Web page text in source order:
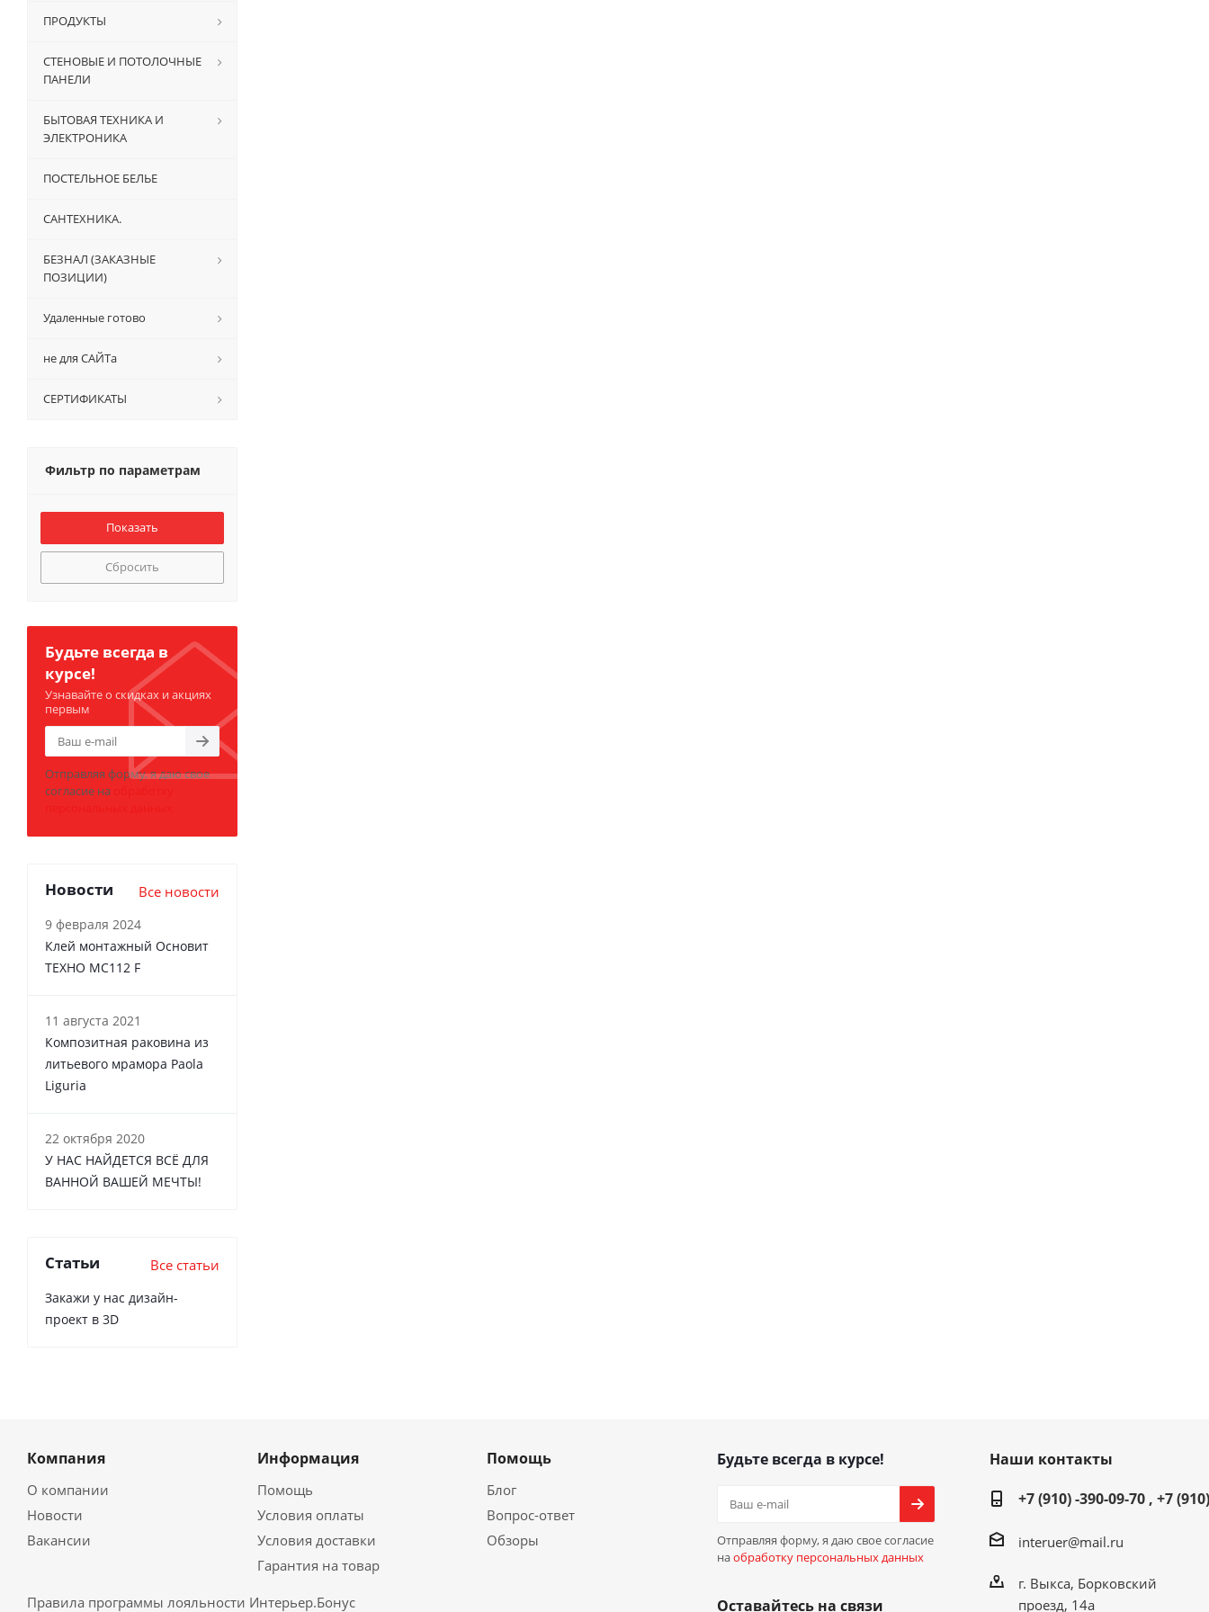
ПРОДУКТЫ
СТЕНОВЫЕ И ПОТОЛОЧНЫЕ
ПАНЕЛИ
БЫТОВАЯ ТЕХНИКА И
ЭЛЕКТРОНИКА
ПОСТЕЛЬНОЕ БЕЛЬЕ
САНТЕХНИКА.
БЕЗНАЛ (ЗАКАЗНЫЕ
ПОЗИЦИИ)
Удаленные готово
не для САЙТа
СЕРТИФИКАТЫ
Фильтр по параметрам
Сбросить
Будьте всегда в
курсе!
Узнавайте о скидках и акциях
первым
Отправляя форму, я даю свое
согласие на
Новости Все новости
9 февраля 2024
Клей монтажный Основит
ТЕХНО MC112 F
11 августа 2021
Композитная раковина из
литьевого мрамора Paola
Liguria
22 октября 2020
У НАС НАЙДЕТСЯ ВСЁ ДЛЯ
ВАННОЙ ВАШЕЙ МЕЧТЫ!
Статьи Все статьи
Закажи у нас дизайн-
проект в 3D
Компания
О компании
Новости
Вакансии
Информация
Помощь
Условия оплаты
Условия доставки
Гарантия на товар
Помощь
Блог
Вопрос-ответ
Обзоры
Правила программы лояльности Интерьер.Бонус
Будьте всегда в курсе!
Отправляя форму, я даю свое согласие
наобработку персональных данных
Оставайтесь на связи
Наши контакты
+7 (910) -390-09-70 , +7
interuer@mail.ru
г. Выкса, Борковский
проезд, 14а